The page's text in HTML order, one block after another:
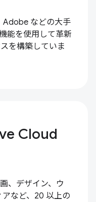
Adobe などの大手
能を使用して革新
を構築していま
Cloud
、デザイン、ウ
アなど、20 以上の